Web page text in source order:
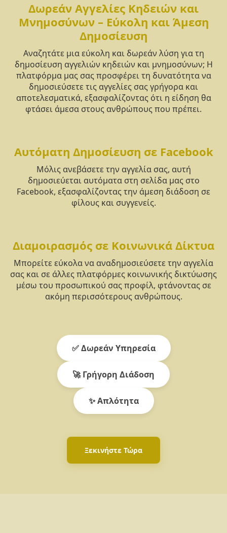
Δωρεάν Αγγελίες Κηδειών και
Μνημοσύνων – Εύκολη και Άμεση
Δημοσίευση
Αναζητάτε μια εύκολη και δωρεάν λύση για τη
δημοσίευση αγγελιών κηδειών και μνημοσύνων; Η
πλατφόρμα μας σας προσφέρει τη δυνατότητα να
δημοσιεύσετε τις αγγελίες σας γρήγορα και
αποτελεσματικά, εξασφαλίζοντας ότι η είδηση θα
φτάσει άμεσα στους ανθρώπους που πρέπει.
Αυτόματη Δημοσίευση σε Facebook
Μόλις ανεβάσετε την αγγελία σας, αυτή
δημοσιεύεται αυτόματα στη σελίδα μας στο
Facebook, εξασφαλίζοντας την άμεση διάδοση σε
φίλους και συγγενείς.
Διαμοιρασμός σε Κοινωνικά Δίκτυα
Μπορείτε εύκολα να αναδημοσιεύσετε την αγγελία
σας και σε άλλες πλατφόρμες κοινωνικής δικτύωσης
μέσω του προσωπικού σας προφίλ, φτάνοντας σε
ακόμη περισσότερους ανθρώπους.
✅ Δωρεάν Υπηρεσία
🚀 Γρήγορη Διάδοση
✨ Απλότητα
Ξεκινήστε Τώρα